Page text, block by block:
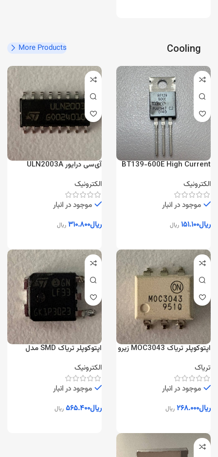
Cooling
More Products
BT139-600E High Current
الکترونیک
موجود در انبار
ریال۱۵۱.۱۰۰ ریال
آی‌سی درایور ULN2003A
الکترونیک
موجود در انبار
ریال۳۱۰.۸۰۰ ریال
اپتوکوپلر تریاک MOC3043 زیرو
تریاک
موجود در انبار
ریال۲۶۸.۰۰۰ ریال
اپتوکوپلر تریاک SMD مدل
الکترونیک
موجود در انبار
ریال۵۶۵.۴۰۰ ریال